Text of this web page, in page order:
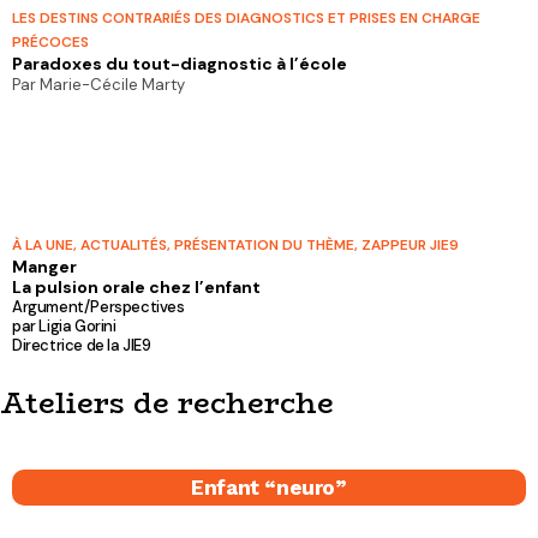
LES DESTINS CONTRARIÉS DES DIAGNOSTICS ET PRISES EN CHARGE
PRÉCOCES
Paradoxes du tout-diagnostic à l’école
Par Marie-Cécile Marty
À LA UNE,ACTUALITÉS,PRÉSENTATION DU THÈME, ZAPPEUR JIE9
Manger
La pulsion orale chez l’enfant
Argument/Perspectives
par Ligia Gorini
Directrice de la JIE9
Ateliers de recherche
Enfant “neuro”